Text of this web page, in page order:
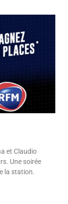
et Claudio
Une soirée
la station.